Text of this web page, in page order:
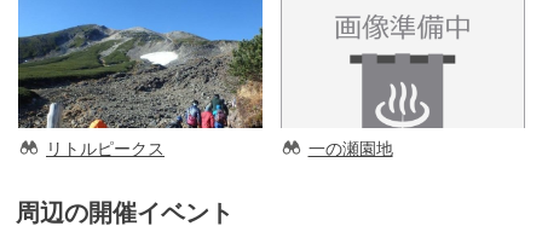
リトルピークス 一の瀬園地
周辺の開催イベント